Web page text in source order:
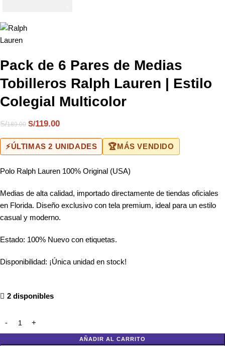
Pack de 6 Pares de Medias
Tobilleros Ralph Lauren | Estilo
Colegial Multicolor
S/189.00 S/119.00
⚡ÚLTIMAS 2 UNIDADES 🏆MÁS VENDIDO
Polo Ralph Lauren 100% Original (USA)
Medias de alta calidad, importado directamente de tiendas oficiales
en Florida. Diseño exclusivo con tela premium, ideal para un estilo
casual y moderno.
Estado: 100% Nuevo con etiquetas.
Disponibilidad: ¡Única unidad en stock!
2 disponibles
AÑADIR AL CARRITO